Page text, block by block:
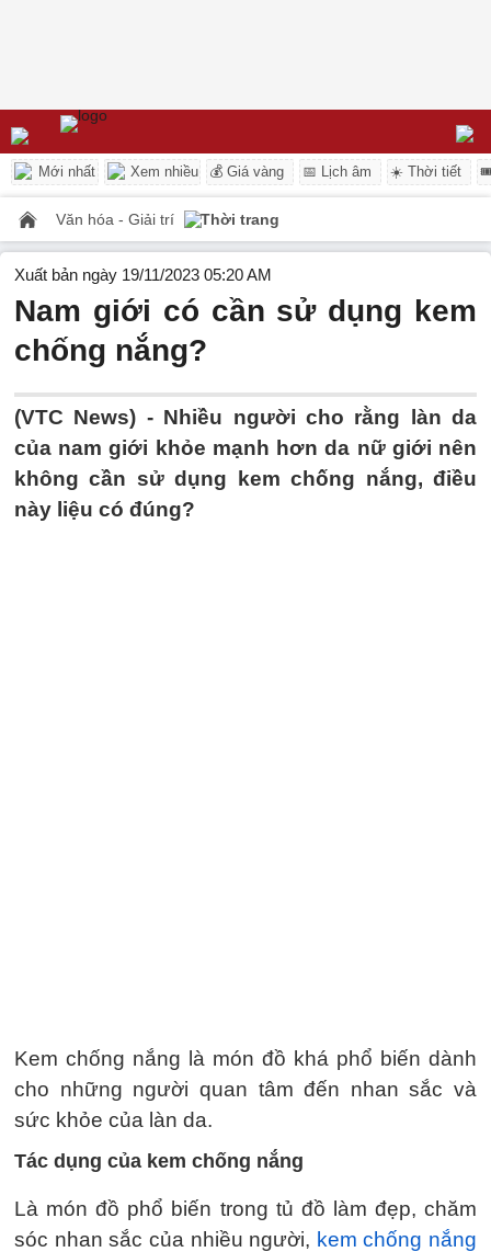
Mới nhất Xem nhiều 💰 Giá vàng 📅 Lịch âm ☀️ Thời tiết
Văn hóa - Giải trí Thời trang
Xuất bản ngày 19/11/2023 05:20 AM
Nam giới có cần sử dụng kem
chống nắng?
(VTC News) - Nhiều người cho rằng làn da
của nam giới khỏe mạnh hơn da nữ giới nên
không cần sử dụng kem chống nắng, điều
này liệu có đúng?
Kem chống nắng là món đồ khá phổ biến dành
cho những người quan tâm đến nhan sắc và
sức khỏe của làn da.
Tác dụng của kem chống nắng
Là món đồ phổ biến trong tủ đồ làm đẹp, chăm
sóc nhan sắc của nhiều người, kem chống nắng